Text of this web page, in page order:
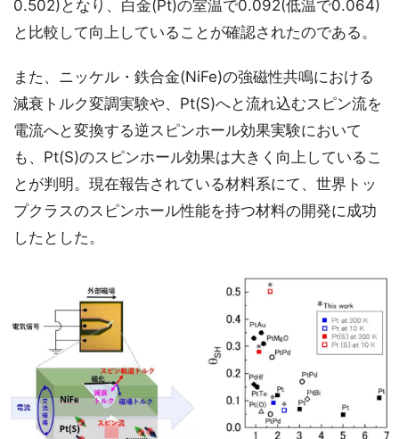
0.502)となり、白金(Pt)の室温で0.092(低温で0.064)
と比較して向上していることが確認されたのである。
また、ニッケル・鉄合金(NiFe)の強磁性共鳴における
減衰トルク変調実験や、Pt(S)へと流れ込むスピン流を
電流へと変換する逆スピンホール効果実験において
も、Pt(S)のスピンホール効果は大きく向上しているこ
とが判明。現在報告されている材料系にて、世界トッ
プクラスのスピンホール性能を持つ材料の開発に成功
したとした。